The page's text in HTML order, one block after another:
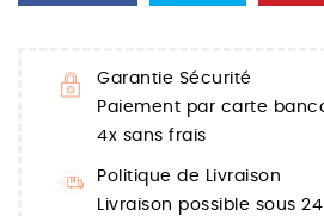
Garantie Sécurité
Paiement par carte
4x sans frais
Politique de Livraison
Livraison possible sous